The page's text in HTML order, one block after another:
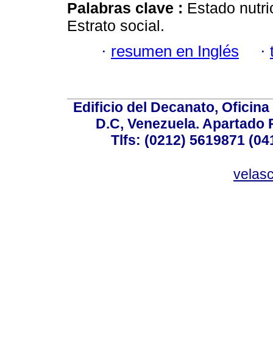
Palabras clave : Estado
Estrato social.
· resumen en Inglés ·
Edificio del Decanato,
D.C, Venezuela. Apartado
Tlfs: (0212) 5619871